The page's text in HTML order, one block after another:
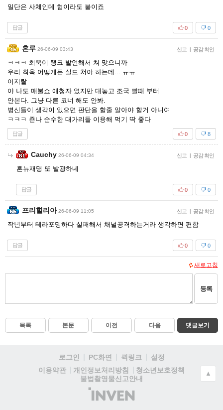
일단은 사체인데 혐이라도 붙이죠
답글 0
0
혼루 26-06-09 03:43 신고 | 공감 확인
ㅋㅋㅋ 최욱이 탱크 발언해서 쳐 맞으니까
우리 최욱 어떻게든 실드 쳐야 하는데... ㅠㅠ
이지랄
야 나도 매불쇼 애청자 였지만 대놓고 조국 빨때 부터
안본다. 그냥 다른 코너 해도 안봐.
병신들이 생각이 있으면 판단을 할줄 알아야 할거 아니여
ㅋㅋㅋ 죤나 순수한 대가리들 이용해 먹기 딱 좋다
답글 8
0
Cauchy 26-06-09 04:34 신고 | 공감 확인
혼뉴재명 또 발광하네
답글 0
0
프리힐리아 26-06-09 11:05 신고 | 공감 확인
작년부터 테라포밍하다 실패해서 채널공격하는거라 생각하면 편함
답글 0
0
새로고침
등록
목록 본문 이전 다음 댓글보기
로그인 PC화면 퀵링크
설정
이용약관
개인정보처리방침
청소년보호정책
불법촬영물신고안내
(주)
인
▲